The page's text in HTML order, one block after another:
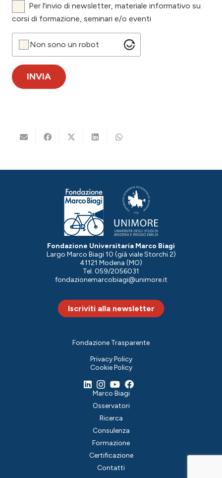
Per l'invio di newsletter, materiale informativo su
corsi di formazione, seminari e/o eventi
Non sono un robot
Fondazione Universitaria Marco Biagi
Largo Marco Biagi 10 (già viale Storchi 2)
41121 Modena (MO)
Tel. 059/2056031
fondazionemarcobiagi@unimore.it
Iscriviti alla newsletter
Marco Biagi
Osservatori
Ricerca
Consulenza
Formazione
Certificazione
Contatti
Fondazione Trasparente
Privacy Policy
Cookie Policy